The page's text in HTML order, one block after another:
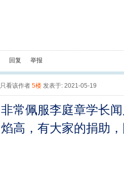
回复 举报
只看该作者 5楼 发表于: 2021-05-19
非常佩服李庭章学长
焰高，有大家的捐助